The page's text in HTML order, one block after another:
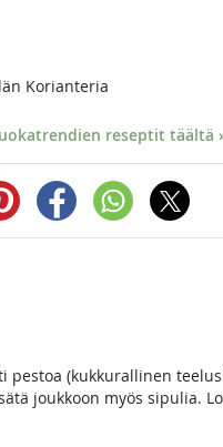
Korianteria
reseptit täältä
pestoa (kukkurallinen
joukkoon myös sipulia.